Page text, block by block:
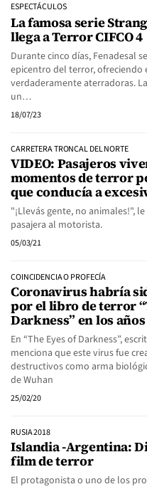
ESPECTÁCULOS
La famosa serie
llega a Terror CIFCO 4
Durante cinco días, Fenadesal
epicentro del terror, ofreciendo
verdaderamente aterradoras.
un…
18/07/23
CARRETERA TRONCAL DEL NORTE
VIDEO: Pasajeros
momentos de terror
que conducía a
"¡Llevás gente, no animales!",
pasajera al motorista.
05/03/21
COINCIDENCIA O PROFECÍA
Coronavirus habría
por el libro de terror
Darkness” en los años
En “The Eyes of Darkness”,
menciona que este virus fue
destructivos como arma
de Wuhan
25/02/20
RUSIA 2018
Islandia -Argentina:
film de terror
El protagonista o uno de los